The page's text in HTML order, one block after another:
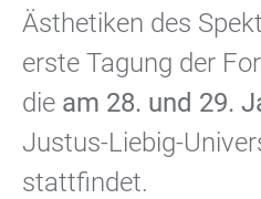
Ästhetiken des
erste Tagung der
die am 28. und 29.
Justus-Liebig-
stattfindet.